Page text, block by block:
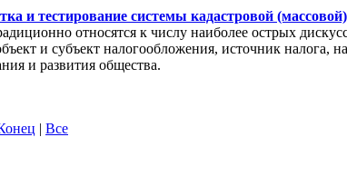
и тестирование системы кадастровой
относятся к числу наиболее острых
и субъект налогообложения, источник налога,
и развития общества.
| Все